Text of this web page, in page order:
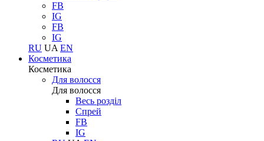
FB
IG
FB
IG
RU UA EN
Косметика
Косметика
Для волосся
Для волосся
Весь розділ
Спрей
FB
IG